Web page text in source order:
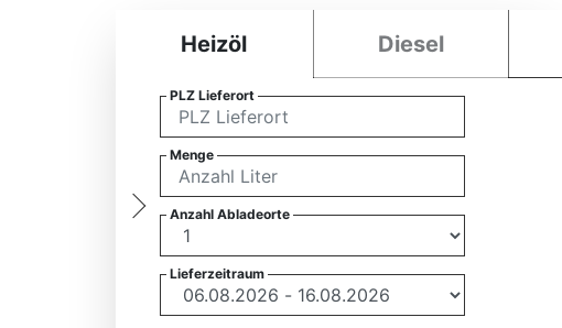
Heizöl Diesel
PLZ Lieferort
Menge
Anzahl Abladeorte
Lieferzeitraum